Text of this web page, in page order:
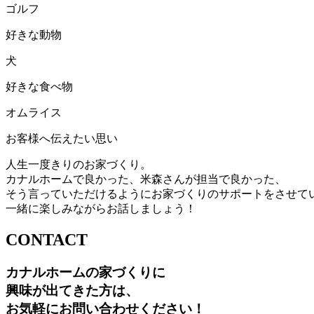
ゴルフ
好きな動物
犬
好きな食べ物
オムライス
お客様へ伝えたい思い
人生一度きりのお家づくり。
カナルホームで良かった、米森さんが担当で良かった、
そう言っていただけるようにお家づくりのサポートをさせて
一緒に楽しみながらお話しましょう！
CONTACT
カナルホームの家づくりに
興味が出てきた方は、
お気軽にお問い合わせください！